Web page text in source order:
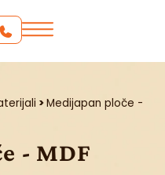
>Medijapan ploče -
- MDF